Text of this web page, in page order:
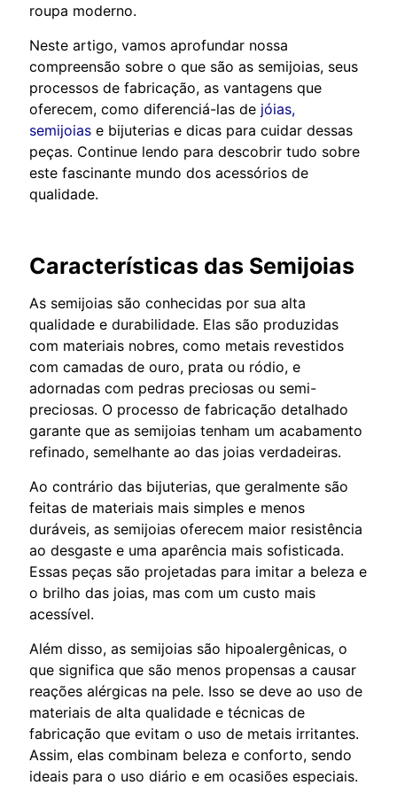
roupa moderno.
Neste artigo, vamos aprofundar nossa
compreensão sobre o que são as semijoias, seus
processos de fabricação, as vantagens que
oferecem, como diferenciá-las de jóias,
semijoias e bijuterias e dicas para cuidar dessas
peças. Continue lendo para descobrir tudo sobre
este fascinante mundo dos acessórios de
qualidade.
Características das Semijoias
As semijoias são conhecidas por sua alta
qualidade e durabilidade. Elas são produzidas
com materiais nobres, como metais revestidos
com camadas de ouro, prata ou ródio, e
adornadas com pedras preciosas ou semi-
preciosas. O processo de fabricação detalhado
garante que as semijoias tenham um acabamento
refinado, semelhante ao das joias verdadeiras.
Ao contrário das bijuterias, que geralmente são
feitas de materiais mais simples e menos
duráveis, as semijoias oferecem maior resistência
ao desgaste e uma aparência mais sofisticada.
Essas peças são projetadas para imitar a beleza e
o brilho das joias, mas com um custo mais
acessível.
Além disso, as semijoias são hipoalergênicas, o
que significa que são menos propensas a causar
reações alérgicas na pele. Isso se deve ao uso de
materiais de alta qualidade e técnicas de
fabricação que evitam o uso de metais irritantes.
Assim, elas combinam beleza e conforto, sendo
ideais para o uso diário e em ocasiões especiais.